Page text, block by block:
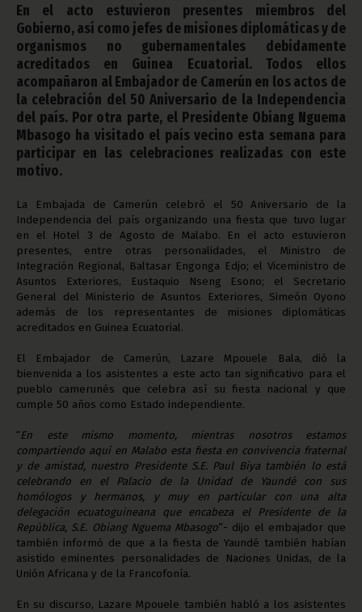
En el acto estuvieron presentes miembros del
Gobierno, así como jefes de misiones diplomáticas y de
organismos no gubernamentales debidamente
acreditados en Guinea Ecuatorial. Todos ellos
acompañaron al Embajador de Camerún en los actos de
la celebración del 50 Aniversario de la Independencia
del país. Por otra parte, el Presidente Obiang Nguema
Mbasogo ha visitado el país vecino esta semana para
participar en las celebraciones realizadas con este
motivo.
La Embajada de Camerún celebró el 50 Aniversario de la
Independencia del país organizando una fiesta que tuvo lugar
en el Hotel 3 de Agosto de Malabo. En el acto estuvieron
presentes, entre otras personalidades, el Ministro de
Integración Regional, Baltasar Engonga Edjo; el Viceministro de
Asuntos Exteriores, Eustaquio Nseng Esono; el Secretario
General del Ministerio de Asuntos Exteriores, Simeón Oyono
además de los representantes de misiones diplomáticas
acreditados en Guinea Ecuatorial.
El Embajador de Camerún, Lazare Mpouele Bala, dió la
bienvenida a los asistentes a este acto tan significativo para el
pueblo camerunés que celebra así su fiesta nacional y que
cumple 50 años como Estado independiente.
“En este mismo momento, mientras nosotros estamos
compartiendo aquí en Malabo esta fiesta en convivencia fraternal
y de amistad, nuestro Presidente S.E. Paul Biya también lo está
celebrando en el Palacio de la Unidad de Yaundé con sus
homólogos y hermanos, y muy en particular con una alta
delegación ecuatoguineana que encabeza el Presidente de la
República, S.E. Obiang Nguema Mbasogo”- dijo el embajador que
también informó de que a la fiesta de Yaundé también habían
asistido eminentes personalidades de Naciones Unidas, de la
Unión Africana y de la Francofonía.
En su discurso, Lazare Mpouele también habló a los asistentes